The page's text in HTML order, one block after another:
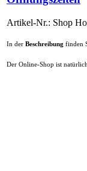
Artikel-Nr.: Shop
In der Beschreibung finden
Der Online-Shop ist